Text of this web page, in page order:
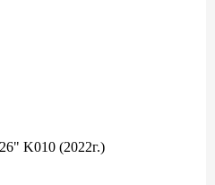
K010 (2022г.)